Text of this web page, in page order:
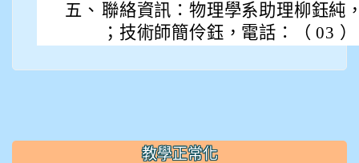
五、 聯絡資訊：物理學系助理柳鈺純
；技術師簡伶鈺，電話：（ 03
教學正常化